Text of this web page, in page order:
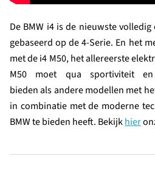
De BMW i4 is de nieuwste
gebaseerd op de 4-Serie. En het
met de i4 M50, het allereerste
M50 moet qua sportiviteit en
bieden als andere modellen met
in combinatie met de moderne
BMW te bieden heeft. Bekijkhier